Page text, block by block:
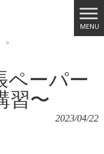
MENU
>
ペーパー
習〜
2023/04/22